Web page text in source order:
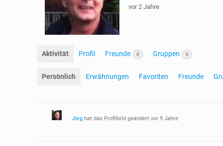
vor 2 Jahre
Aktivität Profil Freunde 0 Gruppen 0
Persönlich Erwähnungen Favoriten Freunde
Jörg hat das Profilbild geändertvor 9 Jahre